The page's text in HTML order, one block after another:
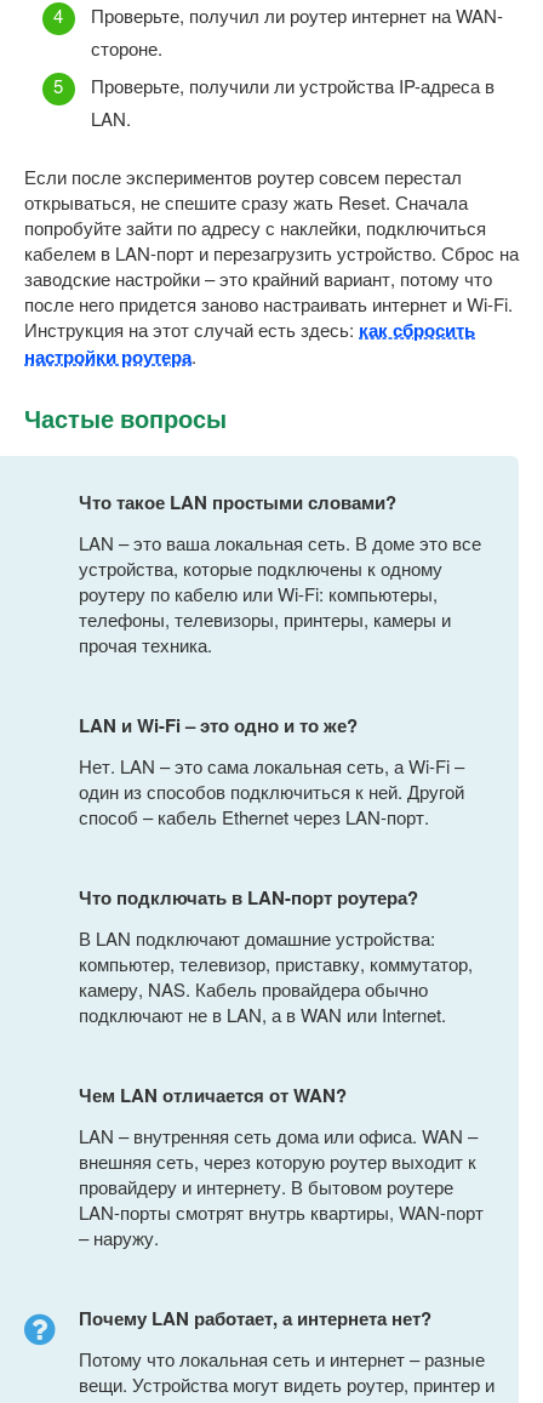
Проверьте, получил ли роутер интернет на WAN-
стороне.
Проверьте, получили ли устройства IP-адреса в
LAN.
Если после экспериментов роутер совсем перестал
открываться, не спешите сразу жать Reset. Сначала
попробуйте зайти по адресу с наклейки, подключиться
кабелем в LAN-порт и перезагрузить устройство. Сброс на
заводские настройки – это крайний вариант, потому что
после него придется заново настраивать интернет и Wi-Fi.
Инструкция на этот случай есть здесь: как сбросить
настройки роутера.
Частые вопросы
Что такое LAN простыми словами?
LAN – это ваша локальная сеть. В доме это все
устройства, которые подключены к одному
роутеру по кабелю или Wi-Fi: компьютеры,
телефоны, телевизоры, принтеры, камеры и
прочая техника.
LAN и Wi-Fi – это одно и то же?
Нет. LAN – это сама локальная сеть, а Wi-Fi –
один из способов подключиться к ней. Другой
способ – кабель Ethernet через LAN-порт.
Что подключать в LAN-порт роутера?
В LAN подключают домашние устройства:
компьютер, телевизор, приставку, коммутатор,
камеру, NAS. Кабель провайдера обычно
подключают не в LAN, а в WAN или Internet.
Чем LAN отличается от WAN?
LAN – внутренняя сеть дома или офиса. WAN –
внешняя сеть, через которую роутер выходит к
провайдеру и интернету. В бытовом роутере
LAN-порты смотрят внутрь квартиры, WAN-порт
– наружу.
Почему LAN работает, а интернета нет?
Потому что локальная сеть и интернет – разные
вещи. Устройства могут видеть роутер, принтер и